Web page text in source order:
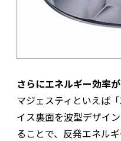
さらにエネルギー効率
マジェスティといえば
イス裏面を波型デザイ
ることで、反発エネル